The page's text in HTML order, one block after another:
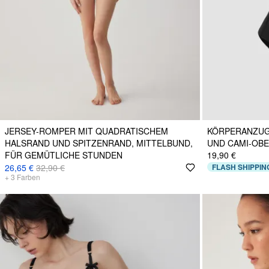
JERSEY-ROMPER MIT QUADRATISCHEM
HALSRAND UND SPITZENRAND, MITTELBUND,
FÜR GEMÜTLICHE STUNDEN
26,65 € 32,90 €
+ 3 Farben
UND CAMI-
19,90 €
FLASH